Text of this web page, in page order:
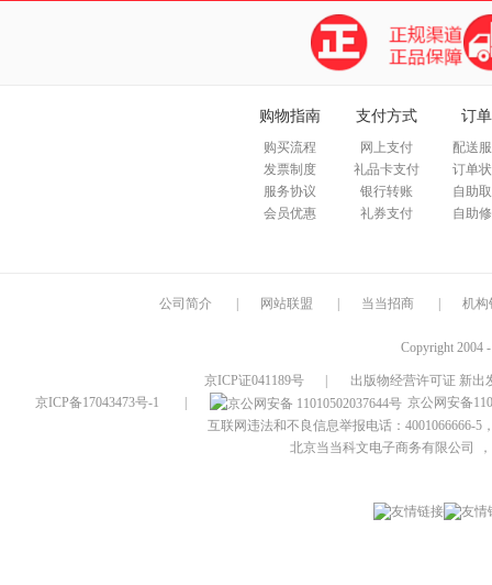
购物指南
购买流程
发票制度
服务协议
会员优惠
支付方式
网上支付
礼品卡支付
银行转账
礼券支付
订
配送
订单
自助
自助
公司简介 网站联盟 当当招商 机构
Copyright 2004
京ICP证041189号
出版物经营许可证 新出
京ICP备17043473号-1
京公网安备
互联网违法和不良信息举报电话：4001066666-5
北京当当科文电子商务有限公司